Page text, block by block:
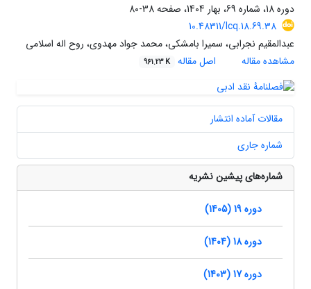
دوره 18، شماره 69، بهار 1404، صفحه
38-80
10.48311/lcq.18.69.38
عبدالمقیم نجرابی، سمیرا بامشکی، محمد جواد مهدوی، روح اله اسلامی
مشاهده مقاله
اصل مقاله 961.23 K
مقالات آماده انتشار
شماره جاری
شماره‌های پیشین نشریه
دوره 19 (1405)
دوره 18 (1404)
دوره 17 (1403)